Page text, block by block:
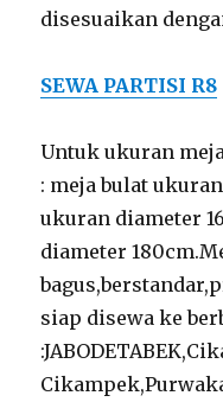
disesuaikan
SEWA PARTISI R8
Untuk ukuran
: meja bulat
ukuran diameter
diameter
siap disewa ke